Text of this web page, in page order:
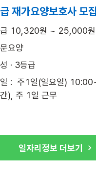
재가요양보호사 모집
10,320원 ~ 25,000원
요양
· 3등급
:  주1일(일요일)
), 주 1일 근무
일자리정보 더보기